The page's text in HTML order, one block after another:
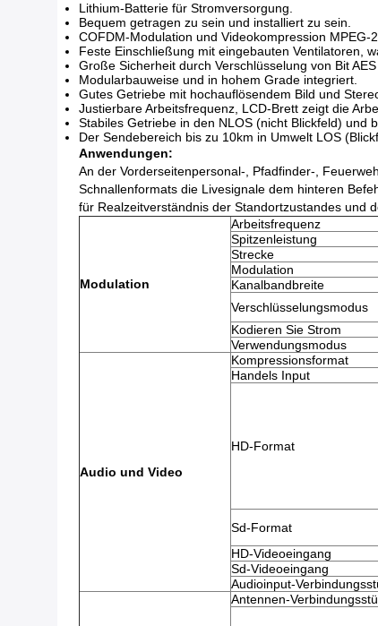
Lithium-Batterie für Stromversorgung.
Bequem getragen zu sein und installiert zu sein.
COFDM-Modulation und Videokompression MPEG-2.
Feste Einschließung mit eingebauten Ventilatoren,
Große Sicherheit durch Verschlüsselung von Bit AES
Modularbauweise und in hohem Grade integriert.
Gutes Getriebe mit hochauflösendem Bild und
Justierbare Arbeitsfrequenz, LCD-Brett zeigt die
Stabiles Getriebe in den NLOS (nicht Blickfeld) und
Der Sendebereich bis zu 10km in Umwelt LOS
Anwendungen:
An der Vorderseitenpersonal-, Pfadfinder-,
Schnallenformats die Livesignale dem hinteren
für Realzeitverständnis der Standortzustandes und
Modulation
Arbeitsfrequenz
Spitzenleistung
Strecke
Modulation
Kanalbandbreite
Verschlüsselungsmodus
Kodieren Sie Strom
Verwendungsmodus
Audio und Video
Kompressionsformat
Handels Input
HD-Format
Sd-Format
HD-Videoeingang
Sd-Videoeingang
Audioinput-
Antennen-